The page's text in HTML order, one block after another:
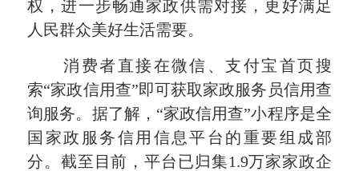
权，进一步畅通家政供需对接，更好满足
人民群众美好生活需要。
消费者直接在微信、支付宝首页搜
索“家政信用查”即可获取家政服务员信用查
询服务。据了解，“家政信用查”小程序是全
国家政服务信用信息平台的重要组成部
分。截至目前，平台已归集1.9万家家政企